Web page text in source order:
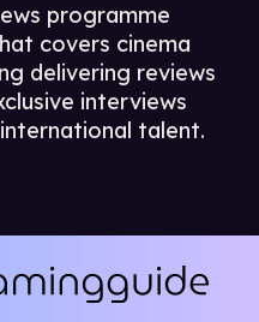
programme
covers cinema
delivering reviews
interviews
talent.